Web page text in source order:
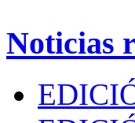
Noticias